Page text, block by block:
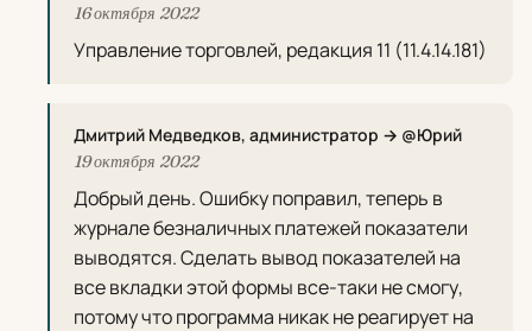
16 октября 2022
Управление торговлей, редакция 11 (11.4.14.181)
Дмитрий Медведков, администратор → @Юрий
19 октября 2022
Добрый день. Ошибку поправил, теперь в
журнале безналичных платежей показатели
выводятся. Сделать вывод показателей на
все вкладки этой формы все-таки не смогу,
потому что программа никак не реагирует на